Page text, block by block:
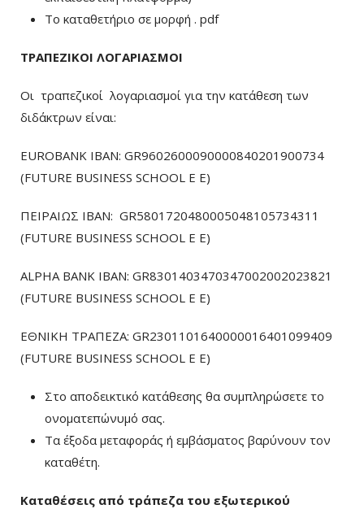
To καταθετήριο σε μορφή . pdf
ΤΡΑΠΕΖΙΚΟΙ ΛΟΓΑΡΙΑΣΜΟΙ
Οι τραπεζικοί λογαριασμοί για την κατάθεση των
διδάκτρων είναι:
EUROBANK IBAN: GR9602600090000840201900734
(FUTURE BUSINESS SCHOOL E E)
ΠΕΙΡΑΙΩΣ ΙΒΑΝ: GR5801720480005048105734311
(FUTURE BUSINESS SCHOOL E E)
ALPHA BANK IBAN: GR8301403470347002002023821
(FUTURE BUSINESS SCHOOL E E)
ΕΘΝΙΚΗ ΤΡΑΠΕΖΑ: GR2301101640000016401099409
(FUTURE BUSINESS SCHOOL E E)
Στο αποδεικτικό κατάθεσης θα συμπληρώσετε το
ονοματεπώνυμό σας.
Τα έξοδα μεταφοράς ή εμβάσματος βαρύνουν τον
καταθέτη.
Καταθέσεις από τράπεζα του εξωτερικού